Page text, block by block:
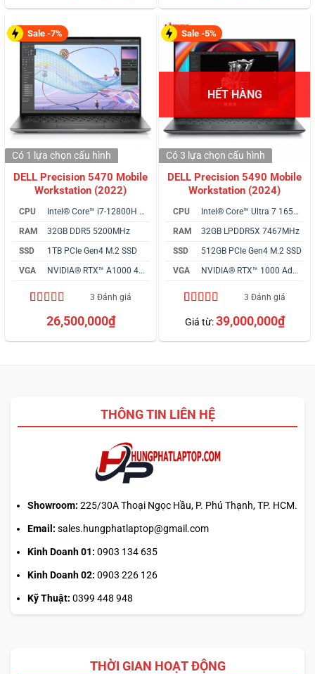
Sale -7%
DELL Precision 5470 Mobile
Workstation (2022)
CPU
Intel® Core™ i7-12800H vPro
RAM
32GB DDR5 5200MHz
SSD
1TB PCIe Gen4 M.2 SSD
VGA
NVIDIA® RTX™ A1000 4GB
5.00trên 5
dựa trên
3 Đánh giá
26,500,000₫
Có 1 lựa chọn cấu hình
Sale -5%
HẾT HÀNG
DELL Precision 5490 Mobile
Workstation (2024)
CPU
Intel® Core™ Ultra 7 165H vPro
RAM
32GB LPDDR5X 7467MHz
SSD
512GB PCIe Gen4 M.2 SSD
VGA
NVIDIA® RTX™ 1000 Ada 6GB
trên 5
dựa trên
3 Đánh giá
Giá từ:39,000,000₫
Có 3 lựa chọn cấu hình
THÔNG TIN LIÊN HỆ
Showroom: 225/30A Thoại Ngọc Hầu, P. Phú Thạnh, TP. HCM.
Email: sales.hungphatlaptop@gmail.com
Kinh Doanh 01: 0903 134 635
Kinh Doanh 02: 0903 226 126
Kỹ Thuật: 0399 448 948
THỜI GIAN HOẠT ĐỘNG